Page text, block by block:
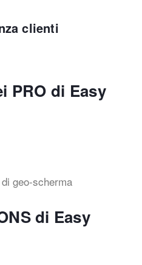
clienti
PRO di Easy
geo-scherma
di Easy